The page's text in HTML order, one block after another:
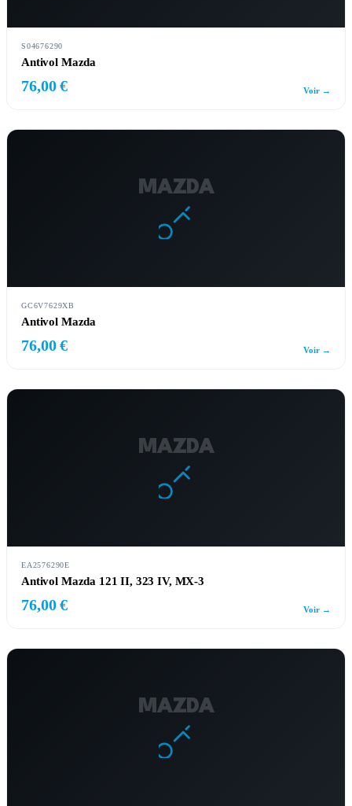
S04676290
Antivol Mazda
76,00 € Voir →
MAZDA
GC6V7629XB
Antivol Mazda
76,00 € Voir →
MAZDA
EA2576290E
Antivol Mazda 121 II, 323 IV, MX-3
76,00 € Voir →
MAZDA